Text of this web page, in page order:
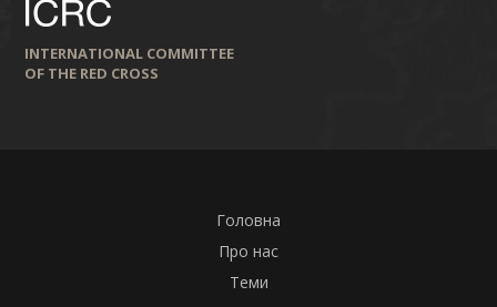
INTERNATIONAL COMMITTEE
OF THE RED CROSS
Головна
Про нас
Теми